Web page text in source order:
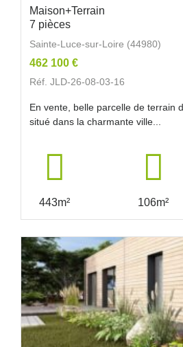
Maison+Terrain
7 pièces
Sainte-Luce-sur-Loire (44980)
462 100 €
Réf. JLD-26-08-03-16
En vente, belle parcelle de terrain
situé dans la charmante ville...
443m² 106m²